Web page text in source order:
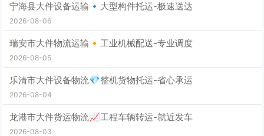
宁海县大件设备运输🔹大型构件托运-极速送达
2026-08-06
瑞安市大件物流运输🔸工业机械配送-专业调度
2026-08-05
乐清市大件设备物流💎整机货物托运-省心承运
2026-08-04
龙港市大件货运物流📈工程车辆转运-就近发车
2026-08-03